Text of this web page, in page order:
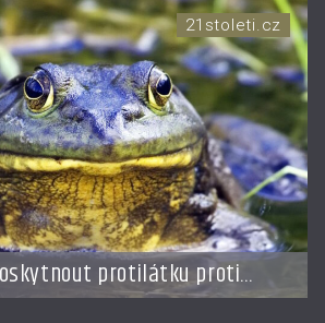
protilátku proti
měkkýši
21stoleti.cz